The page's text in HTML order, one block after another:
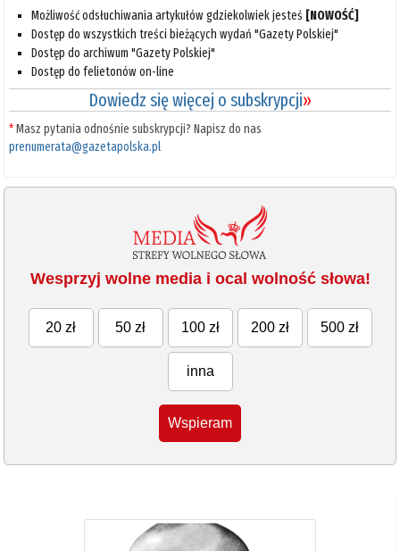
Możliwość odsłuchiwania artykułów gdziekolwiek jesteś [NOWOŚĆ]
Dostęp do wszystkich treści bieżących wydań "Gazety Polskiej"
Dostęp do archiwum "Gazety Polskiej"
Dostęp do felietonów on-line
Dowiedz się więcej o subskrypcji»
*Masz pytania odnośnie subskrypcji? Napisz do nas
prenumerata@gazetapolska.pl
Wesprzyj wolne media i ocal wolność słowa!
20 zł 50 zł 100 zł 200 zł 500 zł
inna
Wspieram